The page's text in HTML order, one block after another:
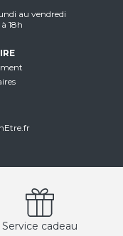
au vendredi
18h
Service cadeau